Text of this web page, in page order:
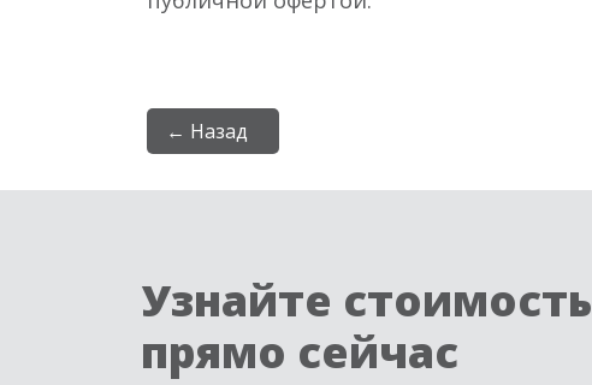
← Назад
Узнайте стоимость
прямо сейчас